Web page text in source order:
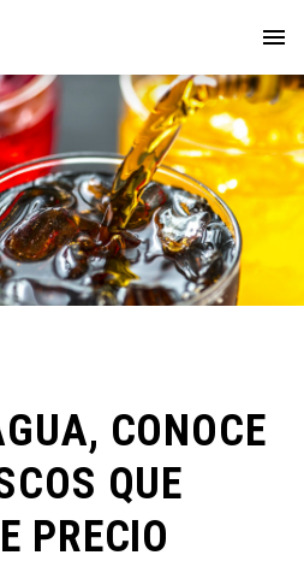
CONOCE
QUE
PRECIO